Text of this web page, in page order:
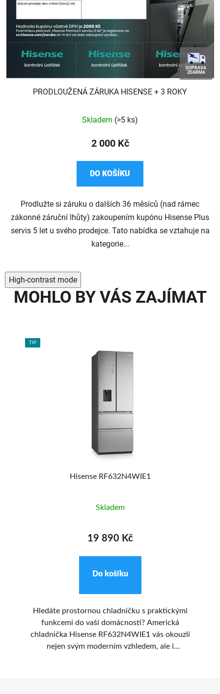
DOPRAVA
ZDARMA
PRODLOUŽENÁ ZÁRUKA HISENSE + 3 ROKY
hodnocení
produktu
z
hvězdiček.
Skladem (>5 ks)
2 000 Kč
DO KOŠÍKU
Prodlužte si záruku o dalších 36 měsíců (nad rámec
zákonné záruční lhůty) zakoupením kupónu Hisense Plus
servis 5 let u svého prodejce. Tato nabídka se vztahuje na
kategorie...
High-contrast mode
MOHLO BY VÁS ZAJÍMAT
TIP
Hisense RF632N4WIE1
Skladem
19 890 Kč
Do košíku
Hledáte prostornou chladničku s praktickými
funkcemi do vaší domácnosti? Americká
chladnička Hisense RF632N4WIE1 vás okouzlí
nejen svým moderním vzhledem, ale i